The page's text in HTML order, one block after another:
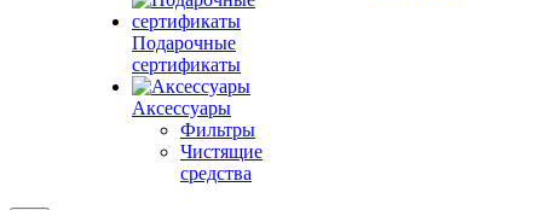
Подарочные
сертификаты
Аксессуары
Фильтры
Чистящие
средства